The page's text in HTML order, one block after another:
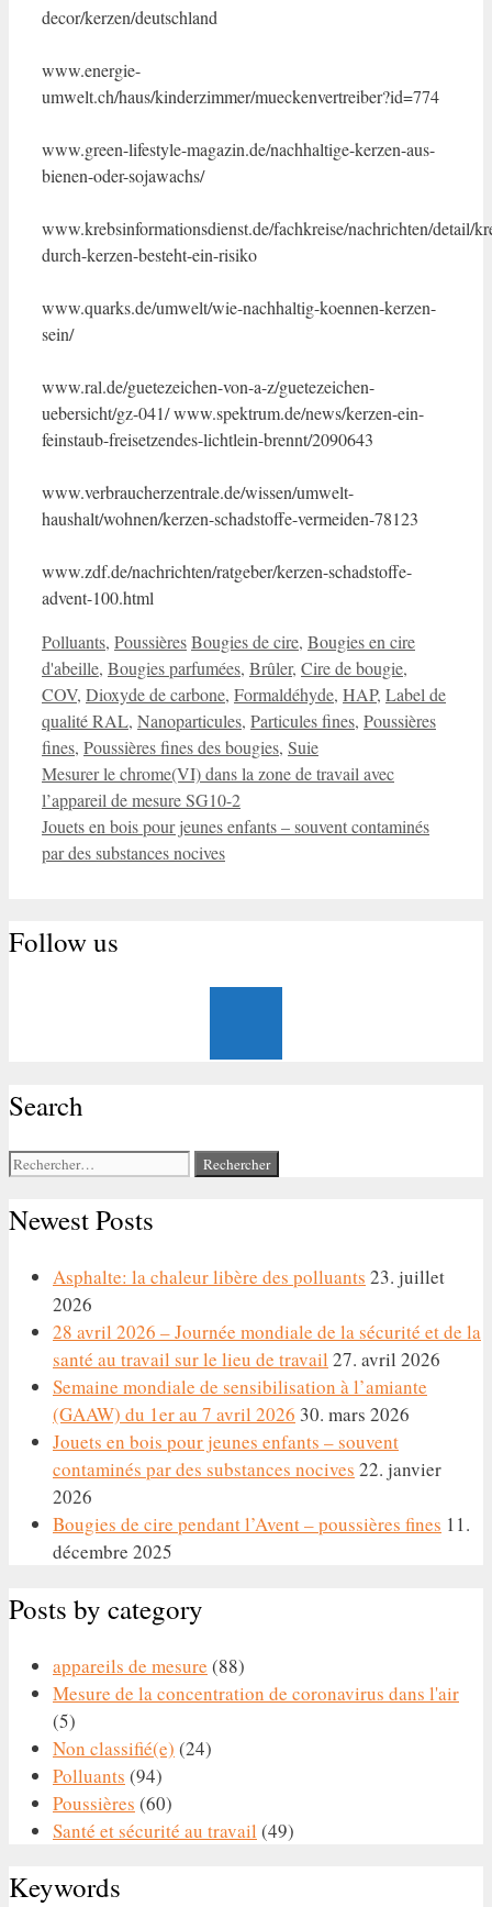
decor/kerzen/deutschland
www.energie-
umwelt.ch/haus/kinderzimmer/mueckenvertreiber?id=774
www.green-lifestyle-magazin.de/nachhaltige-kerzen-aus-
bienen-oder-sojawachs/
www.krebsinformationsdienst.de/fachkreise/nachrichten/detail/
durch-kerzen-besteht-ein-risiko
www.quarks.de/umwelt/wie-nachhaltig-koennen-kerzen-
sein/
www.ral.de/guetezeichen-von-a-z/guetezeichen-
uebersicht/gz-041/ www.spektrum.de/news/kerzen-ein-
feinstaub-freisetzendes-lichtlein-brennt/2090643
www.verbraucherzentrale.de/wissen/umwelt-
haushalt/wohnen/kerzen-schadstoffe-vermeiden-78123
www.zdf.de/nachrichten/ratgeber/kerzen-schadstoffe-
advent-100.html
Catégories
Polluants, PoussièresÉtiquettes
Bougies de cire, Bougies en cire
d'abeille, Bougies parfumées, Brûler, Cire de bougie,
COV, Dioxyde de carbone, Formaldéhyde, HAP, Label de
qualité RAL, Nanoparticules, Particules fines, Poussières
fines, Poussières fines des bougies, Suie
Mesurer le chrome(VI) dans la zone de travail avec
l’appareil de mesure SG10-2
Jouets en bois pour jeunes enfants – souvent contaminés
par des substances nocives
Follow us
Search
Rechercher :
Newest Posts
Asphalte: la chaleur libère des polluants 23. juillet
2026
28 avril 2026 – Journée mondiale de la sécurité et de la
santé au travail sur le lieu de travail 27. avril 2026
Semaine mondiale de sensibilisation à l’amiante
(GAAW) du 1er au 7 avril 2026 30. mars 2026
Jouets en bois pour jeunes enfants – souvent
contaminés par des substances nocives 22. janvier
2026
Bougies de cire pendant l’Avent – poussières fines 11.
décembre 2025
Posts by category
appareils de mesure (88)
Mesure de la concentration de coronavirus dans l'air
(5)
Non classifié(e) (24)
Polluants (94)
Poussières (60)
Santé et sécurité au travail (49)
Keywords